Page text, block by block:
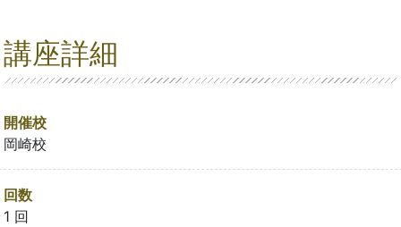
講座詳細
開催校
岡崎校
回数
1 回